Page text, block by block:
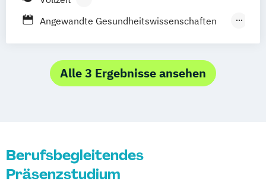
Berufsbegleitendes Präsenzstudium
Angewandte Gesundheitswissenschaften
Fachrichtung Pflege
Clinical Research Management
Gesundheit und Diversity
Gesundheit und Diversity in der Arbeit
Alle 3 Ergebnisse ansehen
Berufsbegleitendes
Präsenzstudium